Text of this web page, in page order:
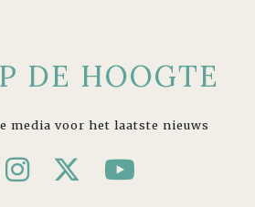
DE HOOGTE
media voor het laatste nieuws